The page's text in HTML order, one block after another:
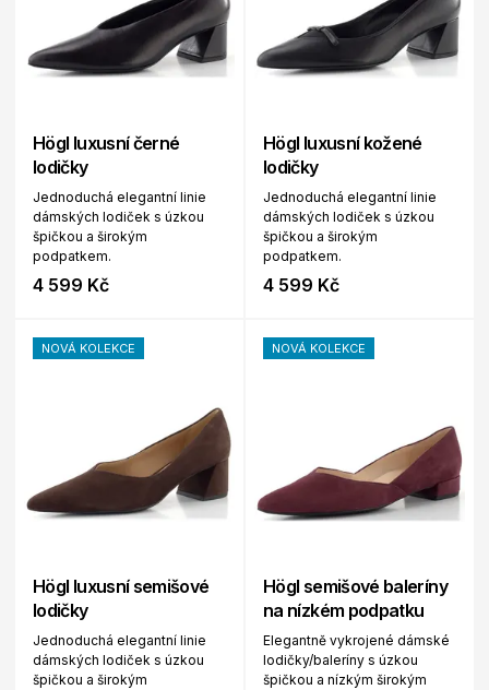
Högl luxusní černé
lodičky
Jednoduchá elegantní linie
dámských lodiček s úzkou
špičkou a širokým
podpatkem.
4 599 Kč
Högl luxusní kožené
lodičky
Jednoduchá elegantní linie
dámských lodiček s úzkou
špičkou a širokým
podpatkem.
4 599 Kč
NOVÁ KOLEKCE
Högl luxusní semišové
lodičky
Jednoduchá elegantní linie
dámských lodiček s úzkou
špičkou a širokým
NOVÁ KOLEKCE
Högl semišové baleríny
na nízkém podpatku
Elegantně vykrojené dámské
lodičky/baleríny s úzkou
špičkou a nízkým širokým